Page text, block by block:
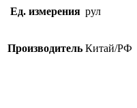
25х25мм
0,36х25м
Ед. измерения рул
Производитель Китай/РФ